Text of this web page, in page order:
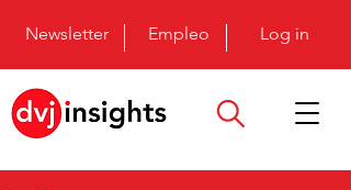
Newsletter Empleo Log in